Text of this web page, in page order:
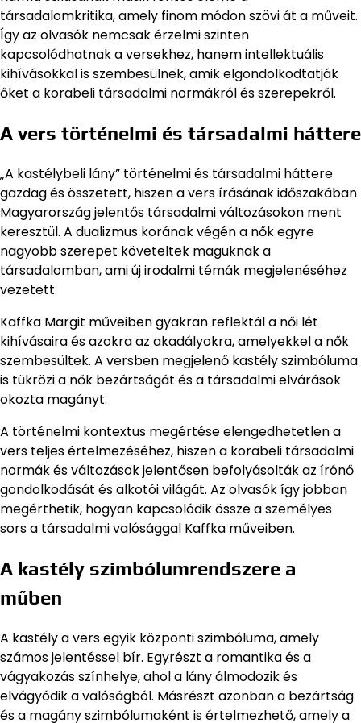
társadalomkritika, amely finom módon szövi át a műveit.
Így az olvasók nemcsak érzelmi szinten
kapcsolódhatnak a versekhez, hanem intellektuális
kihívásokkal is szembesülnek, amik elgondolkodtatják
őket a korabeli társadalmi normákról és szerepekről.
A vers történelmi és társadalmi háttere
„A kastélybeli lány” történelmi és társadalmi háttere
gazdag és összetett, hiszen a vers írásának időszakában
Magyarország jelentős társadalmi változásokon ment
keresztül. A dualizmus korának végén a nők egyre
nagyobb szerepet követeltek maguknak a
társadalomban, ami új irodalmi témák megjelenéséhez
vezetett.
Kaffka Margit műveiben gyakran reflektál a női lét
kihívásaira és azokra az akadályokra, amelyekkel a nők
szembesültek. A versben megjelenő kastély szimbóluma
is tükrözi a nők bezártságát és a társadalmi elvárások
okozta magányt.
A történelmi kontextus megértése elengedhetetlen a
vers teljes értelmezéséhez, hiszen a korabeli társadalmi
normák és változások jelentősen befolyásolták az írónő
gondolkodását és alkotói világát. Az olvasók így jobban
megérthetik, hogyan kapcsolódik össze a személyes
sors a társadalmi valósággal Kaffka műveiben.
A kastély szimbólumrendszere a
műben
A kastély a vers egyik központi szimbóluma, amely
számos jelentéssel bír. Egyrészt a romantika és a
vágyakozás színhelye, ahol a lány álmodozik és
elvágyódik a valóságból. Másrészt azonban a bezártság
és a magány szimbólumaként is értelmezhető, amely a